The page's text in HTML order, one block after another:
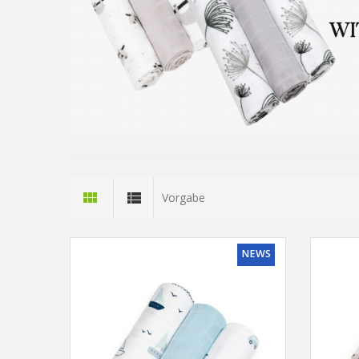
Vorgabe
NEWS